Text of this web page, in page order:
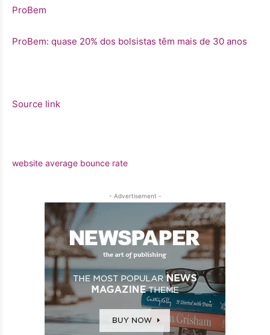
ProBem
ProBem: quase 20% dos bolsistas têm mais de 30 anos
Source link
website average bounce rate
- Advertisement -